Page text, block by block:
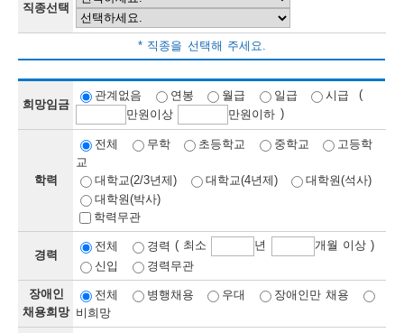
보
보
련
정
우
미
내
직종선택
* 직종을 선택해 주세요.
희망임금
관계없음 연봉 월급 일급 시급
(
만원이상 만원이하 )
학력
전체 무학 초등학교 중학교
고등학
교
대학교(2/3년제)
대학교(4년제)
대학원(석사)
대학원(박사)
학력무관
경력
전체 경력 ( 최소 년
개월 이상 )
신입
경력무관
장애인
채용희망
전체 병행채용 우대
장애인만 채용
비희망
채
용